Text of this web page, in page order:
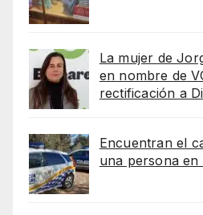
La mujer de
en nombre de
rectificación a
Encuentran el
una persona